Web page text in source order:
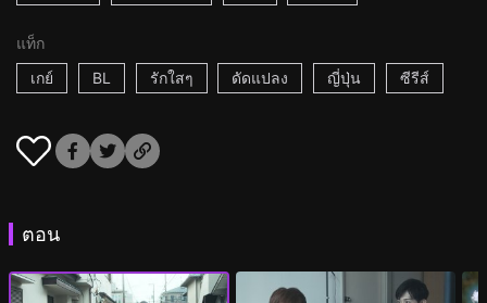
แท็ก
เกย์
BL รักใสๆ ดัดแปลง ญี่ปุ่น ซีรีส์
ตอน